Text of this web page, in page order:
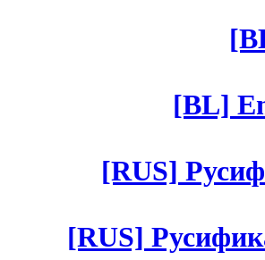
[BL]
[RUS]
[RUS]